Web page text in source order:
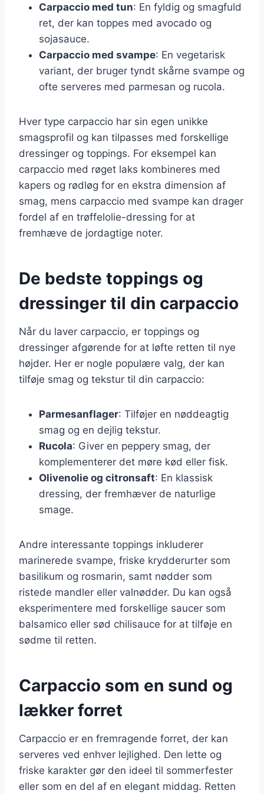
Carpaccio med tun: En fyldig og smagfuld
ret, der kan toppes med avocado og
sojasauce.
Carpaccio med svampe: En vegetarisk
variant, der bruger tyndt skårne svampe og
ofte serveres med parmesan og rucola.
Hver type carpaccio har sin egen unikke
smagsprofil og kan tilpasses med forskellige
dressinger og toppings. For eksempel kan
carpaccio med røget laks kombineres med
kapers og rødløg for en ekstra dimension af
smag, mens carpaccio med svampe kan drager
fordel af en trøffelolie-dressing for at
fremhæve de jordagtige noter.
De bedste toppings og
dressinger til din carpaccio
Når du laver carpaccio, er toppings og
dressinger afgørende for at løfte retten til nye
højder. Her er nogle populære valg, der kan
tilføje smag og tekstur til din carpaccio:
Parmesanflager: Tilføjer en nøddeagtig
smag og en dejlig tekstur.
Rucola: Giver en peppery smag, der
komplementerer det møre kød eller fisk.
Olivenolie og citronsaft: En klassisk
dressing, der fremhæver de naturlige
smage.
Andre interessante toppings inkluderer
marinerede svampe, friske krydderurter som
basilikum og rosmarin, samt nødder som
ristede mandler eller valnødder. Du kan også
eksperimentere med forskellige saucer som
balsamico eller sød chilisauce for at tilføje en
sødme til retten.
Carpaccio som en sund og
lækker forret
Carpaccio er en fremragende forret, der kan
serveres ved enhver lejlighed. Den lette og
friske karakter gør den ideel til sommerfester
eller som en del af en elegant middag. Retten